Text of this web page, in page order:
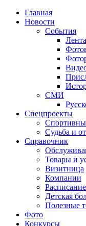
Главная
Новости
События
Лента
СМИ
Спецпроекты
Судьба и
Справочник
Товары и
Визитница
Компании
Детская
Полезные
Фото
Конкурсы